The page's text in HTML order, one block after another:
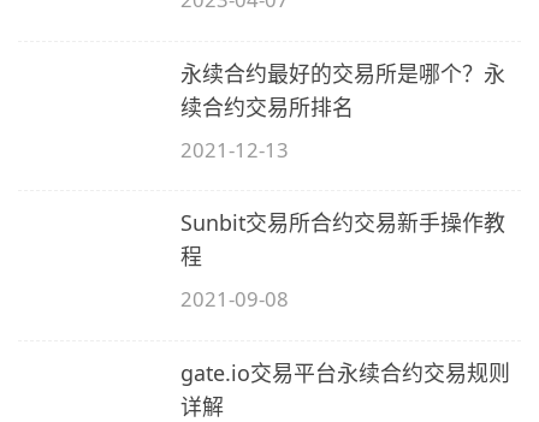
永续合约最好的交易所是哪个？永
续合约交易所排名
2021-12-13
Sunbit交易所合约交易新手操作教
程
2021-09-08
gate.io交易平台永续合约交易规则
详解